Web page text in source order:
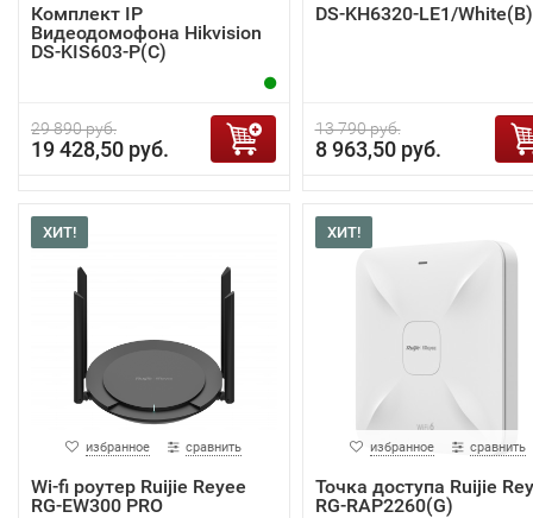
Комплект IP
Видеодомофона Hikvision
DS-KIS603-P(C)
29 890 руб.
19 428,50 руб.
DS-KH6320-LE1/White(B)
13 790 руб.
8 963,50 руб.
ХИТ!
избранное сравнить
Wi-fi роутер Ruijie Reyee
RG-EW300 PRO
ХИТ!
избранное сравнить
Точка доступа Ruijie
RG-RAP2260(G)